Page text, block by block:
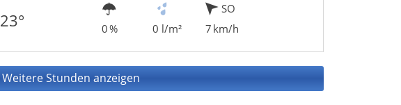
23° 0 % 0 l/m²
SO
7 km/h
Weitere Stunden anzeigen